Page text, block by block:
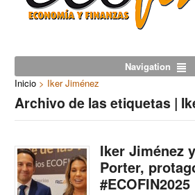
Navigation
Inicio > Iker Jiménez
Archivo de las etiquetas |
Iker Jiménez
Porter,
#ECOFIN2025